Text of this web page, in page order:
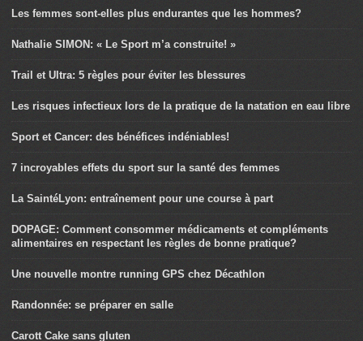
Les femmes sont-elles plus endurantes que les hommes?
Nathalie SIMON: « Le Sport m’a construite! »
Trail et Ultra: 5 règles pour éviter les blessures
Les risques infectieux lors de la pratique de la natation en eau libre
Sport et Cancer: des bénéfices indéniables!
7 incroyables effets du sport sur la santé des femmes
La SaintéLyon: entraînement pour une course à part
DOPAGE: Comment consommer médicaments et compléments
alimentaires en respectant les règles de bonne pratique?
Une nouvelle montre running GPS chez Décathlon
Randonnée: se préparer en salle
Carott Cake sans gluten